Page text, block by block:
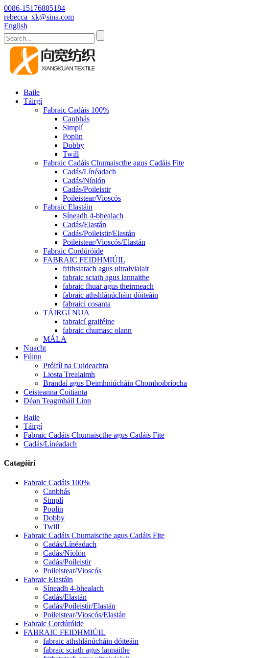
0086-15176885184
rebecca_xk@sina.com
English
Baile
Táirgí
Fabraic Cadáis 100%
Canbhás
Simplí
Poplin
Dobby
Twill
Fabraic Cadáis Chumaiscthe agus Cadáis Fite
Cadás/Línéadach
Cadás/Níolón
Cadás/Poileistir
Poileistear/Vioscós
Fabraic Elastáin
Síneadh 4-bhealach
Cadás/Elastán
Cadás/Poileistir/Elastán
Poileistear/Vioscós/Elastán
Fabraic Cordúróide
FABRAIC FEIDHMIÚIL
frithstatach agus ultraivialait
fabraic sciath agus lannaithe
fabraic fhuar agus theirmeach
fabraic athshlánúcháin dóiteáin
fabraicí cosanta
TÁIRGÍ NUA
fabraicí graiféine
fabraic chumasc olann
MÁLA
Nuacht
Fúinn
Próifíl na Cuideachta
Liosta Trealaimh
Brandaí agus Deimhniúcháin Chomhoibríocha
Ceisteanna Coitianta
Déan Teagmháil Linn
Baile
Táirgí
Fabraic Cadáis Chumaiscthe agus Cadáis Fite
Cadás/Línéadach
Catagóirí
Fabraic Cadáis 100%
Canbhás
Simplí
Poplin
Dobby
Twill
Fabraic Cadáis Chumaiscthe agus Cadáis Fite
Cadás/Línéadach
Cadás/Níolón
Cadás/Poileistir
Poileistear/Vioscós
Fabraic Elastáin
Síneadh 4-bhealach
Cadás/Elastán
Cadás/Poileistir/Elastán
Poileistear/Vioscós/Elastán
Fabraic Cordúróide
FABRAIC FEIDHMIÚIL
fabraic athshlánúcháin dóiteáin
fabraic sciath agus lannaithe